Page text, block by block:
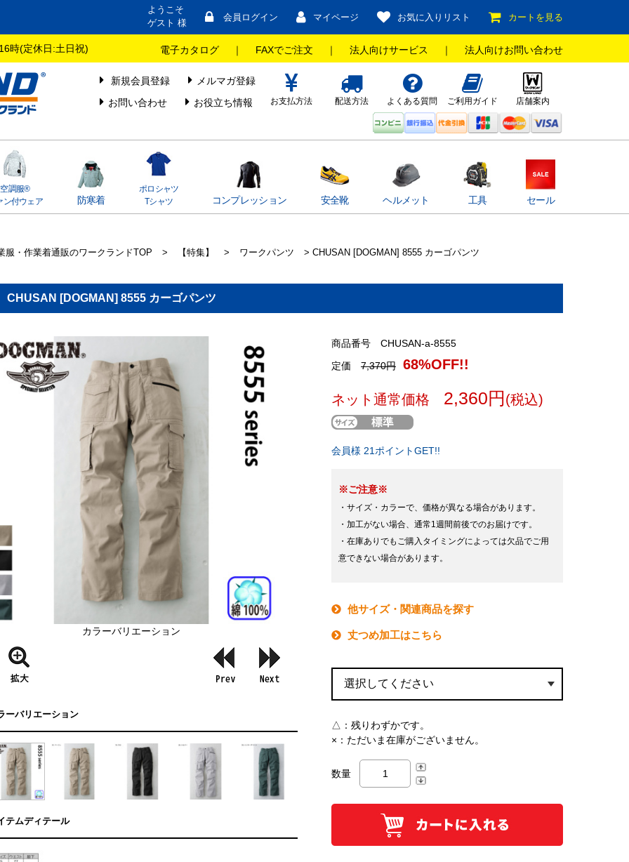
ようこそ
ゲスト 様
会員ログイン マイページ お気に入りリスト カートを見る
時(定休日:土日祝) 電子カタログ ｜ FAXでご注文 ｜ 法人向けサービス ｜ 法人向けお問い合わせ
新規会員登録
メルマガ登録
お問い合わせ
お役立ち情報 お支払方法 配送方法 よくある質問 ご利用ガイド 店舗案内
空調服®
ン付ウェア
防寒着
ポロシャツ
Tシャツ
コンプレッション 安全靴 ヘルメット 工具 セール
服・作業着通販のワークランドTOP > 【特集】 > ワークパンツ > CHUSAN [DOGMAN] 8555 カーゴパンツ
CHUSAN [DOGMAN] 8555 カーゴパンツ
商品番号 CHUSAN-a-8555
定価 7,370円 68%OFF!!
ネット通常価格 2,360円 (税込)
会員様 21ポイントGET!!
※ご注意※
・サイズ・カラーで、価格が異なる場合があります。
・加工がない場合、通常1週間前後でのお届けです。
・在庫ありでもご購入タイミングによっては欠品でご用
意できない場合があります。
他サイズ・関連商品を探す
丈つめ加工はこちら
△： 残りわずかです。
×： ただいま在庫がございません。
数量
カラーバリエーション
ーバリエーション
テムディテール